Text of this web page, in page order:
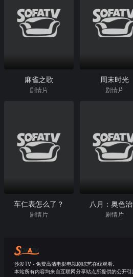
麻雀之歌
剧情片
周末时光
剧情片
车仁表怎么了？
剧情片
八月：奥色
剧情片
沙发TV - 免费高清电影电视剧综艺在线观看。
本站所有内容均来自互联网分享站点所提供的公开